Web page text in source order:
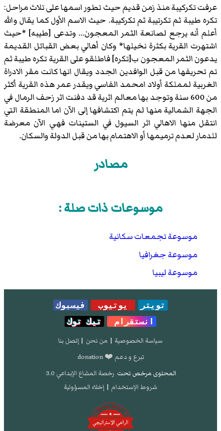
عرفت تكركيبة منذ زمن قديم حيث تطور اسمها على تلاث مراحل:
تكره طيبة ثم تكرتيبة ثم تكركيبة. حيث الاسم الأول كما يقال والله
أعلم أنه يرجع لصانعة الثمر المعجون... وتدعى [طيبه] *حيث
اشتهرت القرية بكثرة نخيلها* وكان أهالي بعض القبائل القديمة
يدعون الثمر المعجون ب[تكره] فاطلقو على القرية تكره طيبة ثم
تم تحريفها من قبل الوافدين الجدد ويقال انها كانت مقر الادراة
الغربية لمملكة أولاد امحمد الفاسي ويقدر عمر هذه القرية أكثر
من 600 سنة وتوجد بها معالم اثرية قد دفنت اثر زحف الرمال في
الجهة الشمالية منها لم يتم اكتشافها إلى الآن اما المنطقة التي
انتقل منها الاهالي اثر السيول في الستينات فهي الآن معرضة
للدمار لعدم ترميمها أو الاهتمام بها من قبل الدولة والسكان.
مصادر
موسوعات ذات صلة :
موسوعة تجمعات سكانية
موسوعة جغرافيا
موسوعة ليبيا
تويتر يوتيوب
فيسبوك
انستقرام
تيك توك
سياسة الخصوصية | من نحن | إتصل بنا
تبرع و دعم ❤️ donation
المحتوى مرخص تحت رخصة المشاع الإبداعي 3.0
شروط الإستخدام | إخلاء المسؤولية